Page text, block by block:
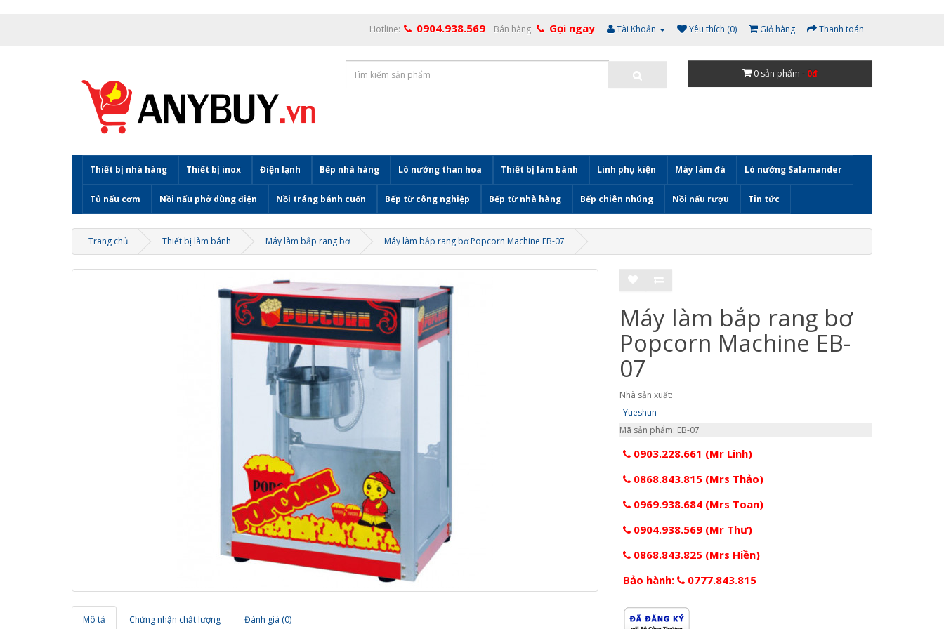
Hotline: 0904.938.569 Bán hàng: Gọi ngay Tài Khoản Yêu thích (0) Giỏ hàng Thanh toán
0 sản phẩm - 0đ
Thiết bị nhà hàng Thiết bị inox Điện lạnh Bếp nhà hàng Lò nướng than hoa Thiết bị làm bánh Linh phụ kiện Máy làm đá Lò nướng Salamander
Tủ nấu cơm Nồi nấu phở dùng điện Nồi tráng bánh cuốn Bếp từ công nghiệp Bếp từ nhà hàng Bếp chiên nhúng Nồi nấu rượu Tin tức
Trang chủ Thiết bị làm bánh Máy làm bắp rang bơ Máy làm bắp rang bơ Popcorn Machine EB-07
Mô tả Chứng nhận chất lượng Đánh giá (0)
Máy làm bắp rang bơ
Popcorn Machine EB-
07
Nhà sản xuất:
Yueshun
Mã sản phẩm: EB-07
0903.228.661 (Mr Linh)
0868.843.815 (Mrs Thảo)
0969.938.684 (Mrs Toan)
0904.938.569 (Mr Thư)
0868.843.825 (Mrs Hiền)
Bảo hành:
0777.843.815